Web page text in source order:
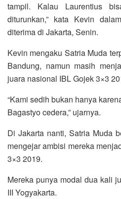
tampil. Kalau Laurentius
diturunkan,” kata Kevin
diterima di Jakarta, Senin.
Kevin mengaku Satria Muda
Bandung, namun masih
juara nasional IBL Gojek 3×3
“Kami sedih bukan hanya
Bagastyo cedera,” ujarnya.
Di Jakarta nanti, Satria Muda
mengejar ambisi mereka
3×3 2019.
Mereka punya modal dua kali
III Yogyakarta.